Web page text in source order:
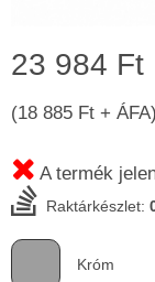
23 984 Ft
(18 885 Ft + ÁFA)
A termék
Raktárkészlet:
Króm